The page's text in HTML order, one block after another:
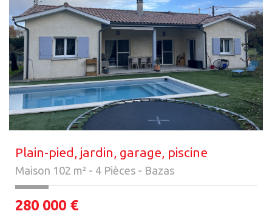
Plain-pied, jardin, garage, piscine
Maison 102 m² - 4 Pièces - Bazas
280 000 €